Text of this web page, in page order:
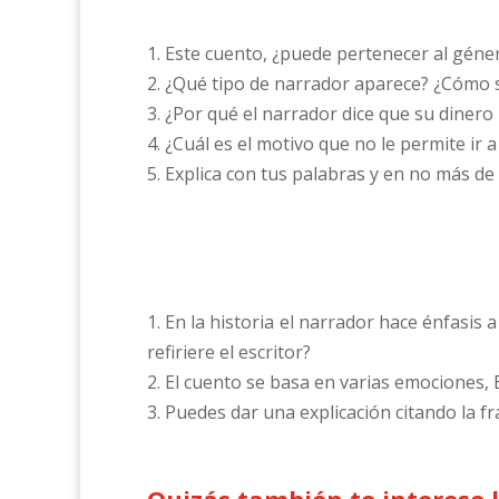
1. Este cuento, ¿puede pertenecer al
2. ¿Qué tipo de narrador aparece? ¿Cómo
3. ¿Por qué el narrador dice que su
4. ¿Cuál es el motivo que no le permite ir
5. Explica con tus palabras y en no más
1. En la historia el narrador hace énfasis
refiriere el escritor?
2. El cuento se basa en varias
3. Puedes dar una explicación citando la